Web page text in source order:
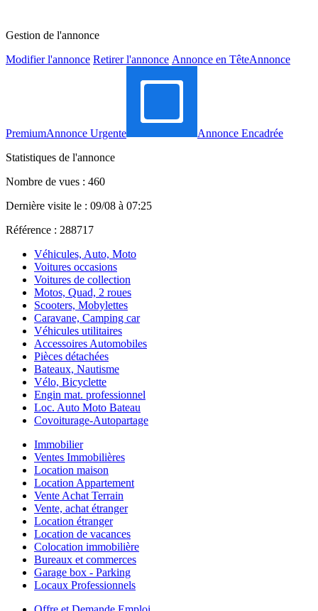
Gestion de l'annonce
Modifier l'annonce Retirer l'annonce Annonce en TêteAnnonce
PremiumAnnonce Urgente
Annonce Encadrée
Statistiques de l'annonce
Nombre de vues : 460
Dernière visite le : 09/08 à 07:25
Référence : 288717
Véhicules, Auto, Moto
Voitures occasions
Voitures de collection
Motos, Quad, 2 roues
Scooters, Mobylettes
Caravane, Camping car
Véhicules utilitaires
Accessoires Automobiles
Pièces détachées
Bateaux, Nautisme
Vélo, Bicyclette
Engin mat. professionnel
Loc. Auto Moto Bateau
Covoiturage-Autopartage
Immobilier
Ventes Immobilières
Location maison
Location Appartement
Vente Achat Terrain
Vente, achat étranger
Location étranger
Location de vacances
Colocation immobilière
Bureaux et commerces
Garage box - Parking
Locaux Professionnels